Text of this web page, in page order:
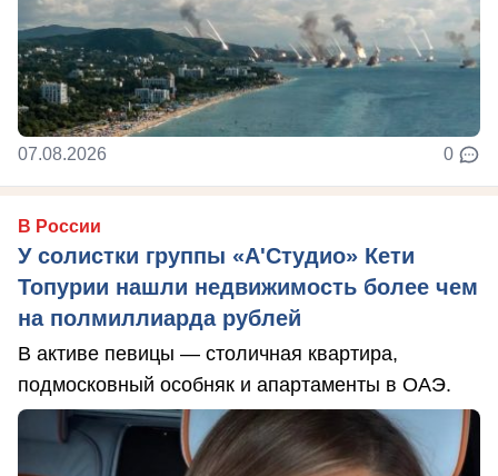
07.08.2026 0
В России
У солистки группы «А'Студио» Кети
Топурии нашли недвижимость более чем
на полмиллиарда рублей
В активе певицы — столичная квартира,
подмосковный особняк и апартаменты в ОАЭ.